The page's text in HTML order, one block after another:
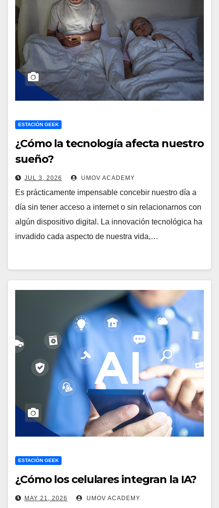
ESTACIÓN GEEK
¿Cómo la tecnología afecta nuestro
sueño?
JUL 3, 2026 UMOV ACADEMY
Es prácticamente impensable concebir nuestro día a
día sin tener acceso a internet o sin relacionarnos con
algún dispositivo digital. La innovación tecnológica ha
invadido cada aspecto de nuestra vida,…
ESTACIÓN GEEK
¿Cómo los celulares integran la IA?
MAY 21, 2026 UMOV ACADEMY